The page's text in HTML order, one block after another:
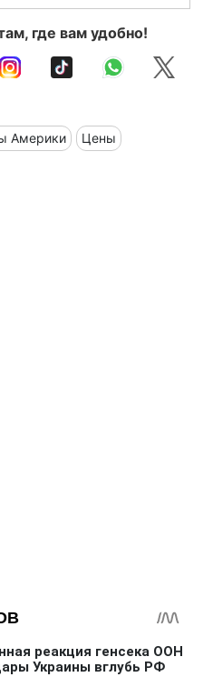
где вам удобно!
Америки Цены